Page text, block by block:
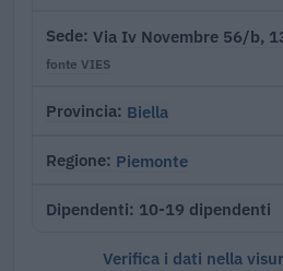
Sede Via Iv Novembre 56/b,
fonte VIES
Provincia Biella
Regione Piemonte
Dipendenti 10-19 dipendenti
Verifica i dati nella